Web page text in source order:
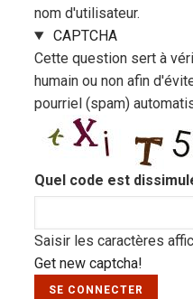
nom d'utilisateur.
Masquer
CAPTCHA
Cette question sert à
humain ou non afin
pourriel (spam)
Quel code est
Saisir les caractères
Get new captcha!